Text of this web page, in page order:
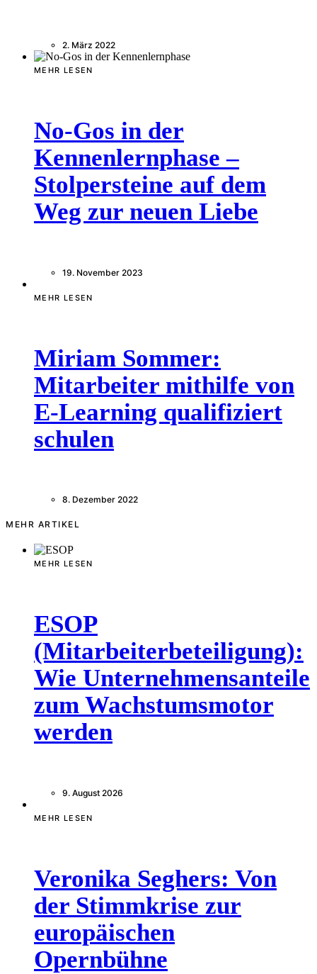
2. März 2022
MEHR LESEN
No-Gos in der
Kennenlernphase –
Stolpersteine auf dem
Weg zur neuen Liebe
19. November 2023
MEHR LESEN
Miriam Sommer:
Mitarbeiter mithilfe von
E-Learning qualifiziert
schulen
8. Dezember 2022
MEHR ARTIKEL
MEHR LESEN
ESOP
(Mitarbeiterbeteiligung):
Wie Unternehmensanteile
zum Wachstumsmotor
werden
9. August 2026
MEHR LESEN
Veronika Seghers: Von
der Stimmkrise zur
europäischen
Opernbühne